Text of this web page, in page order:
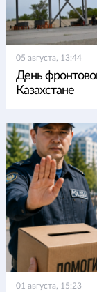
05 августа, 13:44
День
Казахстане
01 августа, 15:23